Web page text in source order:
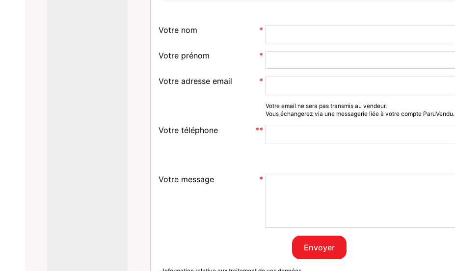
Votre nom
Votre prénom
Votre adresse email
Votre email ne sera pas transmis au vendeur.
Vous échangerez via une messagerie liée à votre compte ParuVendu.
Votre téléphone
Votre message
Envoyer